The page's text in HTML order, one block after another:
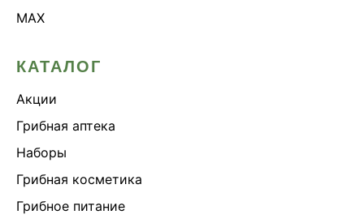
MAX
КАТАЛОГ
Акции
Грибная аптека
Наборы
Грибная косметика
Грибное питание